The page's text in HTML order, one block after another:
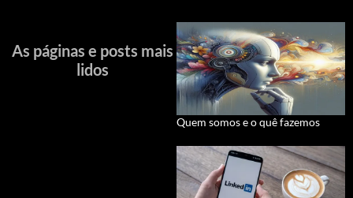
As páginas e posts mais
lidos
Quem somos e o quê fazemos